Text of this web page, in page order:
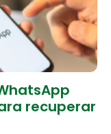
recuperar